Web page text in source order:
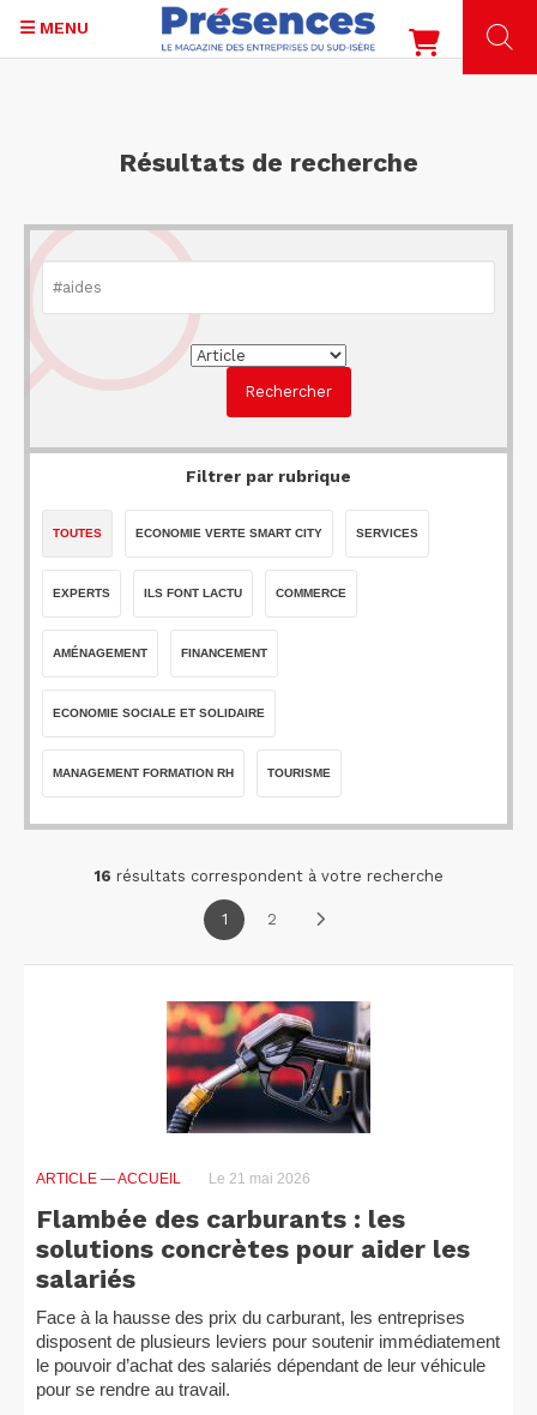
MENU
Résultats de recherche
Filtrer par rubrique
TOUTES ECONOMIE VERTE SMART CITY SERVICES
EXPERTS ILS FONT LACTU COMMERCE
AMÉNAGEMENT FINANCEMENT
ECONOMIE SOCIALE ET SOLIDAIRE
MANAGEMENT FORMATION RH TOURISME
16 résultats correspondent à votre recherche
1 2
ARTICLE — ACCUEIL Le 21 mai 2026
Flambée des carburants : les
solutions concrètes pour aider les
salariés
Face à la hausse des prix du carburant, les entreprises
disposent de plusieurs leviers pour soutenir immédiatement
le pouvoir d’achat des salariés dépendant de leur véhicule
pour se rendre au travail.